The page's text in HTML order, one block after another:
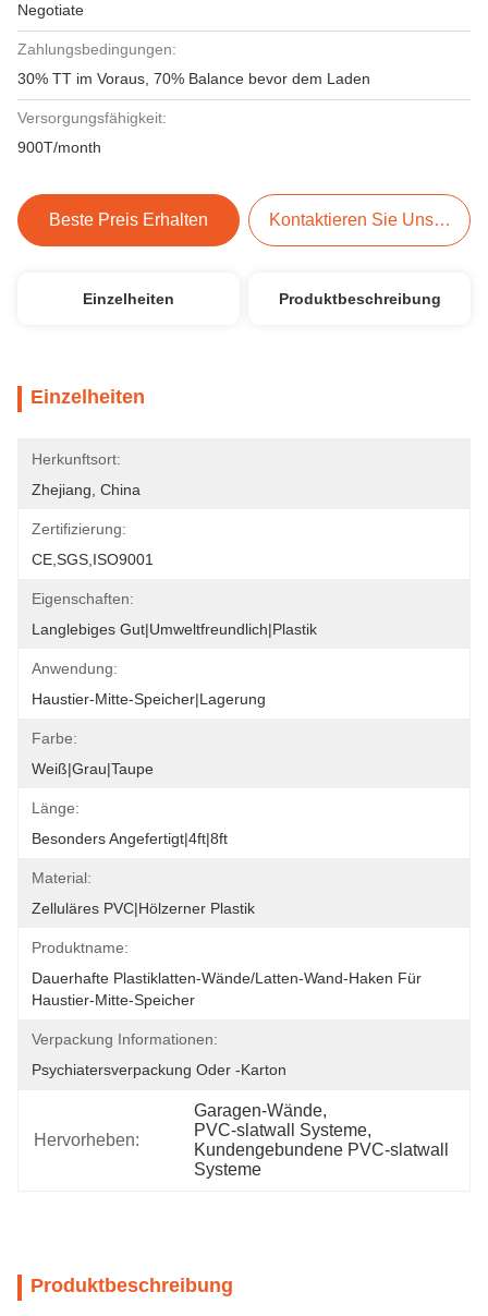
Negotiate
Zahlungsbedingungen:
30% TT im Voraus, 70% Balance bevor dem Laden
Versorgungsfähigkeit:
900T/month
Beste Preis Erhalten Kontaktieren Sie Uns Jetzt
Einzelheiten Produktbeschreibung
Einzelheiten
Herkunftsort:
Zhejiang, China
Zertifizierung:
CE,SGS,ISO9001
Eigenschaften:
Langlebiges Gut|Umweltfreundlich|Plastik
Anwendung:
Haustier-Mitte-Speicher|Lagerung
Farbe:
Weiß|Grau|Taupe
Länge:
Besonders Angefertigt|4ft|8ft
Material:
Zelluläres PVC|Hölzerner Plastik
Produktname:
Dauerhafte Plastiklatten-Wände/Latten-Wand-Haken Für
Haustier-Mitte-Speicher
Verpackung Informationen:
Psychiatersverpackung Oder -karton
Hervorheben:
Garagen-Wände,
PVC-slatwall Systeme,
Kundengebundene PVC-slatwall
Systeme
Produktbeschreibung